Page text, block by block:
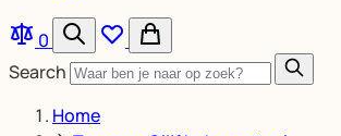
0
Search
Home